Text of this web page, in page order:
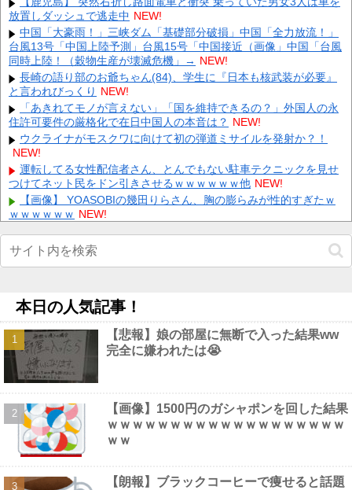
NEW!
【衝撃】モン日のレザバリ配置が本気でエグい 他
NEW!
【悲報】岡本和真さん(30)、無事にMLBに攻略され
る・・・・・・ 他 NEW!
【驚愕】 新幹線じゃなく『帰省費4000円』安くなる在来線で帰
省した結果ｗｗｗｗｗ NEW!
【悲報】 大分県、ガチで逝く・・・・・・ NEW!
【悲報】 取引先専務「Aを20個注文する」 ぼく「いつも1～2個
しか使わないけど本当に20であってる？」 取専「あってる... NEW!
Powered by livedoor 相互RSS
放置しダッシュで逃走中 NEW!
中国「大豪雨！」三峡ダム「基礎部分破損」中国「全力放流！」
台風13号「中国上陸予測」台風15号「中国接近（画像」中国「台風
同時上陸！（穀物生産が壊滅危機」→ NEW!
長崎の語り部のお爺ちゃん(84)、学生に『日本も核武装が必要』
と言われびっくり NEW!
「あきれてモノが言えない」「国を維持できるの？」外国人の永
住許可要件の厳格化で在日中国人の本音は？ NEW!
ウクライナがモスクワに向けて初の弾道ミサイルを発射か？！
NEW!
運転してる女性配信者さん、とんでもない駐車テクニックを見せ
つけてネット民をドン引きさせるｗｗｗｗｗｗ他 NEW!
【画像】 YOASOBIの幾田りらさん、胸の膨らみが性的すぎたｗ
ｗｗｗｗｗｗ NEW!
【お宝画像】 二階堂ふみの乳首でもう何回抜いたかわかんねええ
NEW!
【動画】 美人女優さん、映画でマ○コのビラビラまでめくらせて
しまうｗｗｗｗｗｗ NEW!
【新造人間キャシャーン】threezero X Yoshi.「キャシャーン with
フレンダー」アクションフィギュア 原型公開【秋頃予約開始】他
NEW!
6千万円の韓国大統領の車を「安全」と絶賛した某メディア、高
【画像】 テレ東の深夜がスゴイ、セクシー女優のナマ乳をモロ流
NEW!
【動画】 役満ボディ・岡田紗佳(32)、ダンスで乳が大暴れ！
NEW!
本日の人気記事！
【悲報】娘の部屋に無断で入った結果ww
完全に嫌われたは😭
【画像】1500円のガシャポンを回した結果
ｗｗｗｗｗｗｗｗｗｗｗｗｗｗｗｗｗｗｗ
ｗｗ
【朗報】ブラックコーヒーで痩せると話題